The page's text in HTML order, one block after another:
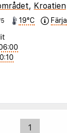
, Kroatien
19°C Färja
1